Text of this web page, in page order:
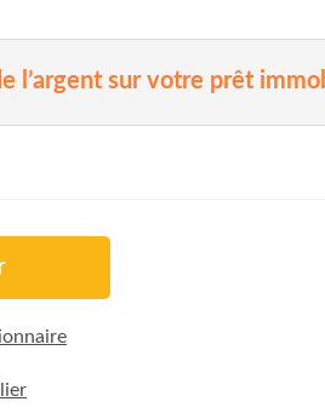
l’argent sur votre prêt